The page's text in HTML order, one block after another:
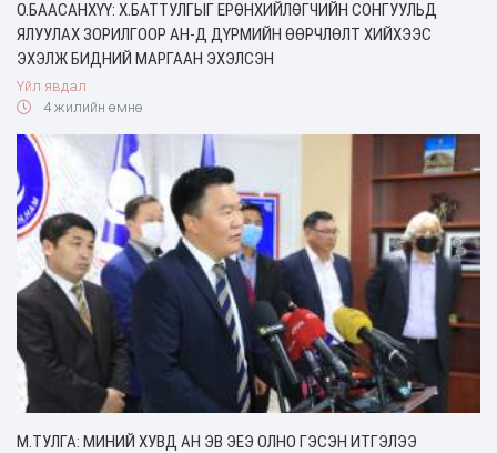
О.БААСАНХҮҮ: Х.БАТТУЛГЫГ ЕРӨНХИЙЛӨГЧИЙН СОНГУУЛЬД
ЯЛУУЛАХ ЗОРИЛГООР АН-Д ДҮРМИЙН ӨӨРЧЛӨЛТ ХИЙХЭЭС
ЭХЭЛЖ БИДНИЙ МАРГААН ЭХЭЛСЭН
Үйл явдал
4 жилийн өмнө
М.ТУЛГА: МИНИЙ ХУВД АН ЭВ ЭЕЭ ОЛНО ГЭСЭН ИТГЭЛЭЭ